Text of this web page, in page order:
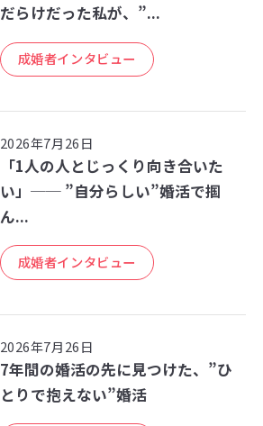
だらけだった私が、”...
成婚者インタビュー
2026年7月26日
「1人の人とじっくり向き合いた
い」── ”自分らしい”婚活で掴
ん...
成婚者インタビュー
2026年7月26日
7年間の婚活の先に見つけた、”ひ
とりで抱えない”婚活